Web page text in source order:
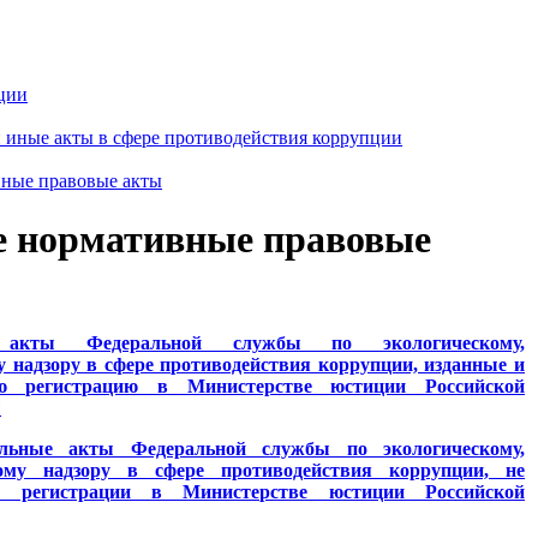
акты в сфере противодействия коррупции
правовые акты
нормативные правовые
Федеральной службы по экологическому,
надзору в сфере противодействия коррупции, изданные и
регистрацию в Министерстве юстиции Российской
акты Федеральной службы по экологическому,
надзору в сфере противодействия коррупции, не
регистрации в Министерстве юстиции Российской